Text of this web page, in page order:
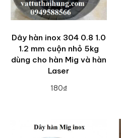
Dây hàn inox 304 0.8 1.0
1.2 mm cuộn nhỏ 5kg
dùng cho hàn Mig và hàn
Laser
180₫